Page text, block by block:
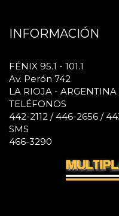
INFORMACIÓN
FÉNIX 95.1 - 101.1
Av. Perón 742
LA RIOJA - ARGENTINA
TELÉFONOS
442-2112 / 446-2656 /
SMS
466-3290